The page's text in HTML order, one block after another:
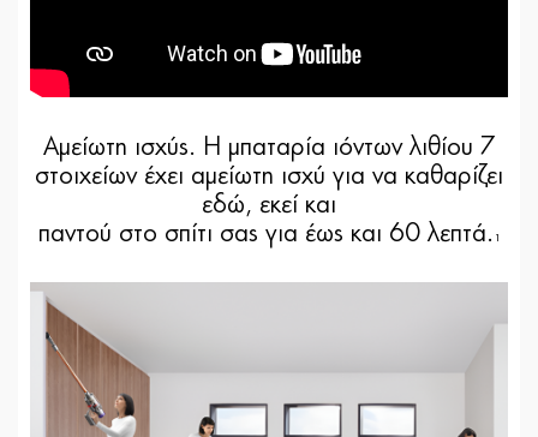
Αμείωτη ισχύς. Η μπαταρία ιόντων λιθίου 7
στοιχείων έχει αμείωτη ισχύ για να καθαρίζει
εδώ, εκεί και
παντού στο σπίτι σας για έως και 60 λεπτά. 1